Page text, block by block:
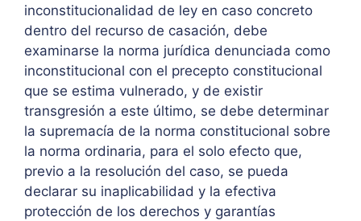
inconstitucionalidad de ley en caso concreto
dentro del recurso de casación, debe
examinarse la norma jurídica denunciada como
inconstitucional con el precepto constitucional
que se estima vulnerado, y de existir
transgresión a este último, se debe determinar
la supremacía de la norma constitucional sobre
la norma ordinaria, para el solo efecto que,
previo a la resolución del caso, se pueda
declarar su inaplicabilidad y la efectiva
protección de los derechos y garantías